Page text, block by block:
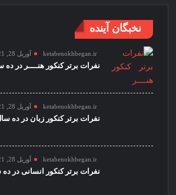
نخبگان آینده
ketabenokhbegan.ir آوریل 28, 2021
نفرات برتر کنکور هنــــر در ده
ketabenokhbegan.ir آوریل 28, 2021
نفرات برتر کنکور زبان در ده
ketabenokhbegan.ir آوریل 28, 2021
نفرات برتر کنکور انسانی در ده